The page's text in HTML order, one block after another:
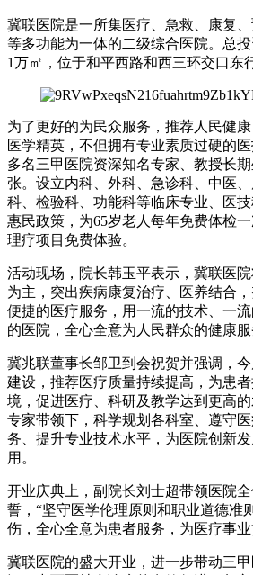
冀联医院是一所集医疗、急救、康复
等多功能为一体的二级综合医院。总
1万㎡，位于和平西路和西三环交口东
为了更好的为民众服务，推荐人民健
医学精英，不但拥有专业素质过硬的
多名三甲医院资深知名专家、教授长
张。设立内科、外科、急诊科、中医
科、检验科、功能科等临床专业、医
惠民政策，为65岁老人每年免费体检
理疗项目免费体验。
活动现场，院长韩玉平表示，冀联医
为主，突出疾病康复治疗、医养结合，
便捷的医疗服务，用一流的技术、一
的医院，全心全意为人民群众的健康服
冀兆联董事长邹卫到会祝贺并强调，
建设，推荐医疗质量持续提高，为患
境，促进医疗、科研及教学达到更高
专家带领下，科学规划各科室、遵守
务、提升专业技术水平，为医院创新
用。
开业庆典上，副院长刘士超带领医院
誓，“坚守医学伦理原则和职业道德准
伤，全心全意为患者服务，为医疗事
冀联医院的盛大开业，进一步带动三